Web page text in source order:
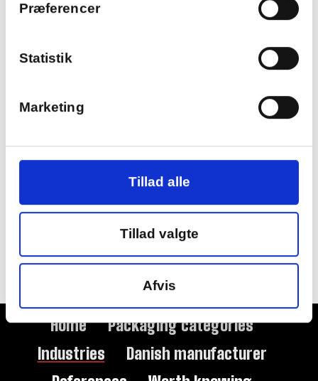
Præferencer
Statistik
Marketing
Tillad alle
Tillad valgte
Afvis
Home
Packaging categories
Industries
Danish manufacturer